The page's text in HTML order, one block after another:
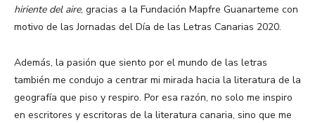
hiriente del aire, gracias a la Fundación Mapfre Guanarteme con
motivo de las Jornadas del Día de las Letras Canarias 2020.
Además, la pasión que siento por el mundo de las letras
también me condujo a centrar mi mirada hacia la literatura de la
geografía que piso y respiro. Por esa razón, no solo me inspiro
en escritores y escritoras de la literatura canaria, sino que me